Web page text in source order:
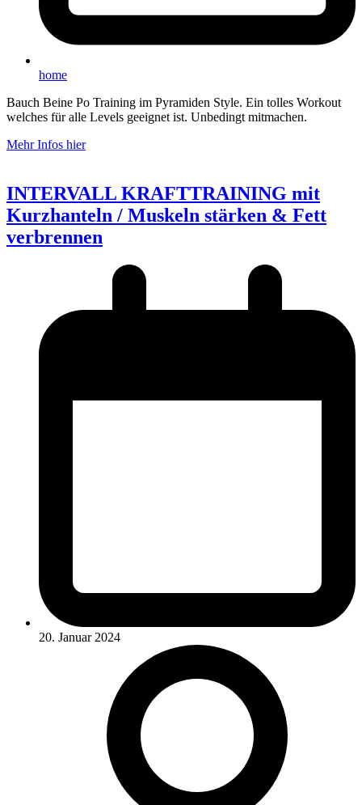
home
Bauch Beine Po Training im Pyramiden Style. Ein tolles Workout
welches für alle Levels geeignet ist. Unbedingt mitmachen.
Mehr Infos hier
INTERVALL KRAFTTRAINING mit
Kurzhanteln / Muskeln stärken & Fett
verbrennen
20. Januar 2024